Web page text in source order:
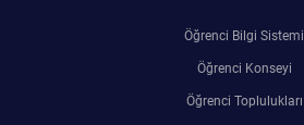
Öğrenci Bilgi Sistemi
Öğrenci Konseyi
Öğrenci Toplulukları